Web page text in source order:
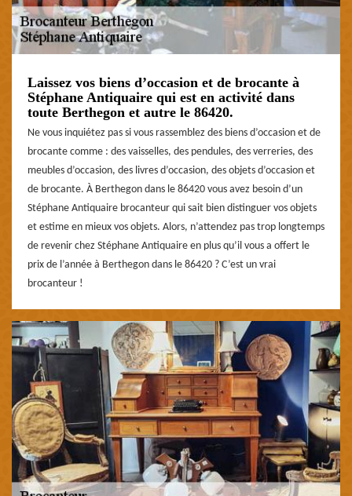
Laissez vos biens d’occasion et de brocante à
Stéphane Antiquaire qui est en activité dans
toute Berthegon et autre le 86420.
Ne vous inquiétez pas si vous rassemblez des biens d’occasion et de
brocante comme : des vaisselles, des pendules, des verreries, des
meubles d’occasion, des livres d’occasion, des objets d’occasion et
de brocante. À Berthegon dans le 86420 vous avez besoin d’un
Stéphane Antiquaire brocanteur qui sait bien distinguer vos objets
et estime en mieux vos objets. Alors, n’attendez pas trop longtemps
de revenir chez Stéphane Antiquaire en plus qu’il vous a offert le
prix de l’année à Berthegon dans le 86420 ? C’est un vrai
brocanteur !